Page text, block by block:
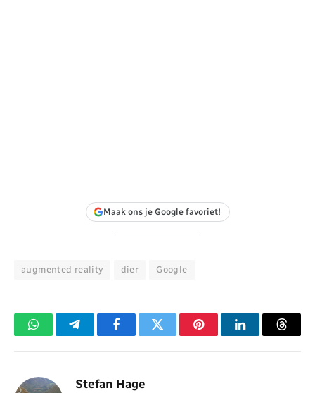
Maak ons je Google favoriet!
augmented reality dier Google
WhatsAppTelegramFacebookTwitter PinterestLinkedIn
Stefan Hage